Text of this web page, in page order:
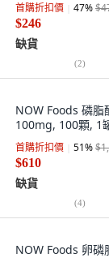
首購折扣價 47%
$246
缺貨
(2)
NOW Foods 磷脂
100mg, 100顆, 1
首購折扣價 51%
$610
缺貨
(4)
NOW Foods 卵